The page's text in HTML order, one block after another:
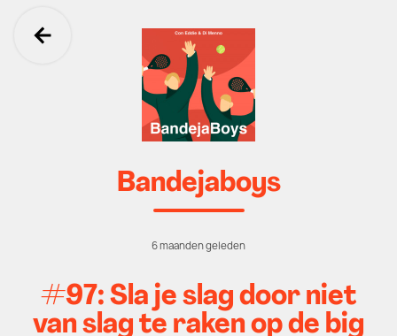
Ga terug
Bandejaboys
6 maanden geleden
#97: Sla je slag door niet
van slag te raken op de big